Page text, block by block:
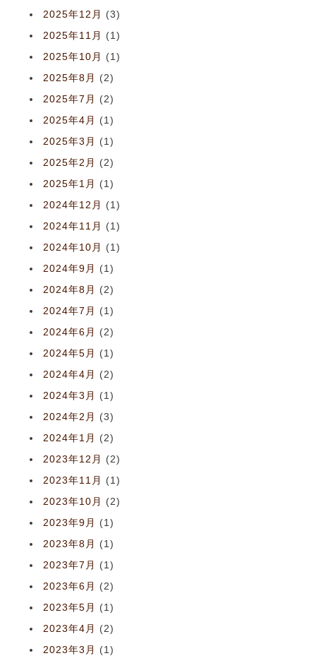
2025年12月
(3)
2025年11月
(1)
2025年10月
(1)
2025年8月
(2)
2025年7月
(2)
2025年4月
(1)
2025年3月
(1)
2025年2月
(2)
2025年1月
(1)
2024年12月
(1)
2024年11月
(1)
2024年10月
(1)
2024年9月
(1)
2024年8月
(2)
2024年7月
(1)
2024年6月
(2)
2024年5月
(1)
2024年4月
(2)
2024年3月
(1)
2024年2月
(3)
2024年1月
(2)
2023年12月
(2)
2023年11月
(1)
2023年10月
(2)
2023年9月
(1)
2023年8月
(1)
2023年7月
(1)
2023年6月
(2)
2023年5月
(1)
2023年4月
(2)
2023年3月
(1)